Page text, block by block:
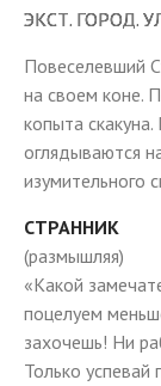
ЭКСТ. ГОРОД.
Повеселевший
на своем коне.
копыта
оглядываются
изумительного
СТРАННИК
(размышляя)
«Какой
поцелуем
захочешь! Ни
Только успевай